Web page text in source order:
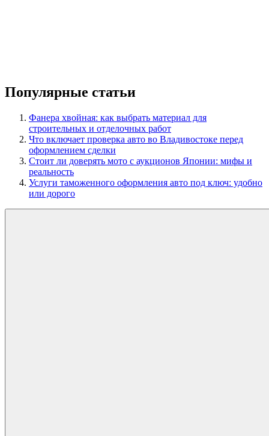
Популярные статьи
Фанера хвойная: как выбрать материал для
строительных и отделочных работ
Что включает проверка авто во Владивостоке перед
оформлением сделки
Стоит ли доверять мото с аукционов Японии: мифы и
реальность
Услуги таможенного оформления авто под ключ: удобно
или дорого